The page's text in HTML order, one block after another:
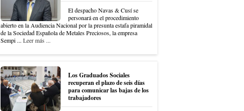
El despacho Navas & Cusí se
personará en el procedimiento
abierto en la Audiencia Nacional por la presunta estafa piramidal
de la Sociedad Española de Metales Preciosos, la empresa
Sempi ... Leer más ...
Los Graduados Sociales
recuperan el plazo de seis días
para comunicar las bajas de los
trabajadores